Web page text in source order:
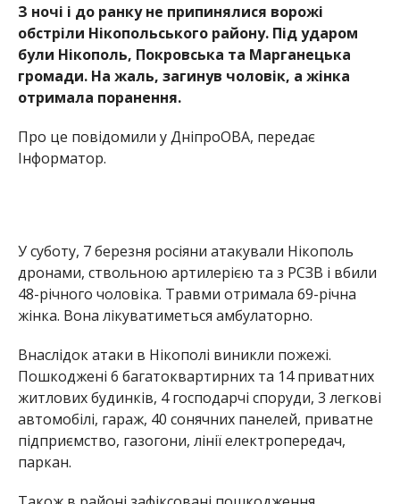
З ночі і до ранку не припинялися ворожі
обстріли Нікопольського району. Під ударом
були Нікополь, Покровська та Марганецька
громади. На жаль, загинув чоловік, а жінка
отримала поранення.
Про це повідомили у ДніпроОВА, передає
Інформатор.
У суботу, 7 березня росіяни атакували Нікополь
дронами, ствольною артилерією та з РСЗВ і вбили
48-річного чоловіка. Травми отримала 69-річна
жінка. Вона лікуватиметься амбулаторно.
Внаслідок атаки в Нікополі виникли пожежі.
Пошкоджені 6 багатоквартирних та 14 приватних
житлових будинків, 4 господарчі споруди, 3 легкові
автомобілі, гараж, 40 сонячних панелей, приватне
підприємство, газогони, лінії електропередач,
паркан.